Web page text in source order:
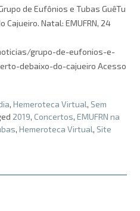
de Eufônios e Tubas GuêTu
Natal: EMUFRN, 24
grupo-de-eufonios-e-
debaixo-do-cajueiro Acesso
, Hemeroteca Virtual, Sem
2019, Concertos, EMUFRN na
, Hemeroteca Virtual, Site